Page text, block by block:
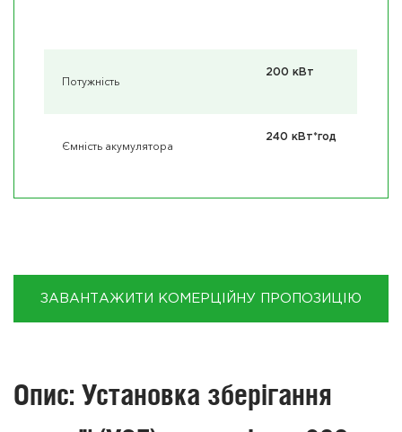
Потужність
200 кВт
Ємність акумулятора
240 кВт*год
ЗАВАНТАЖИТИ КОМЕРЦІЙНУ ПРОПОЗИЦІЮ
Опис: Установка зберігання